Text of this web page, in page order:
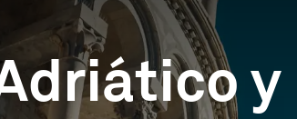
y